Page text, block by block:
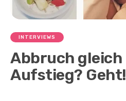
INTERVIEWS
Abbruch gleich
Aufstieg? Geht!